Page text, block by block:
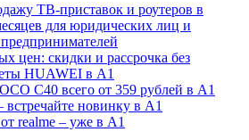
ТВ-приставок и роутеров в
для юридических лиц и
цен: скидки и рассрочка без
HUAWEI в А1
C40 всего от 359 рублей в А1
встречайте новинку в А1
realme – уже в А1